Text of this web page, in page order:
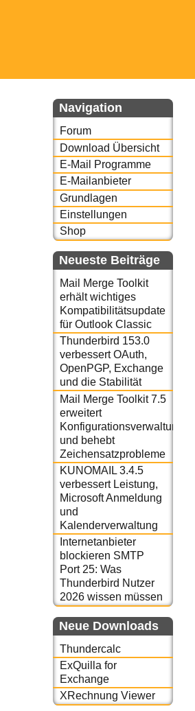
Navigation
Forum
Download Übersicht
E-Mail Programme
E-Mailanbieter
Grundlagen
Einstellungen
Shop
Neueste Beiträge
Mail Merge Toolkit
erhält wichtiges
Kompatibilitätsupdate
für Outlook Classic
Thunderbird 153.0
verbessert OAuth,
OpenPGP, Exchange
und die Stabilität
Mail Merge Toolkit 7.5
erweitert
Konfigurationsverwaltung
und behebt
Zeichensatzprobleme
KUNOMAIL 3.4.5
verbessert Leistung,
Microsoft Anmeldung
und
Kalenderverwaltung
Internetanbieter
blockieren SMTP
Port 25: Was
Thunderbird Nutzer
2026 wissen müssen
Neue Downloads
Thundercalc
ExQuilla for
Exchange
XRechnung Viewer
oder auch